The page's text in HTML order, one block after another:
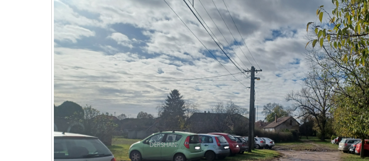
DERSHAN